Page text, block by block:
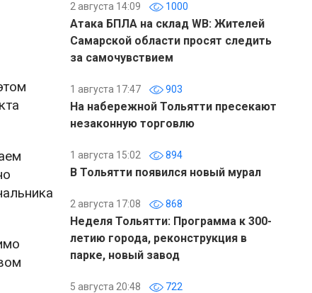
2 августа 14:09 1000
Атака БПЛА на склад WB: Жителей
Самарской области просят следить
за самочувствием
1 августа 17:47 903
На набережной Тольятти пресекают
незаконную торговлю
1 августа 15:02 894
В Тольятти появился новый мурал
2 августа 17:08 868
Неделя Тольятти: Программа к 300-
летию города, реконструкция в
парке, новый завод
5 августа 20:48 722